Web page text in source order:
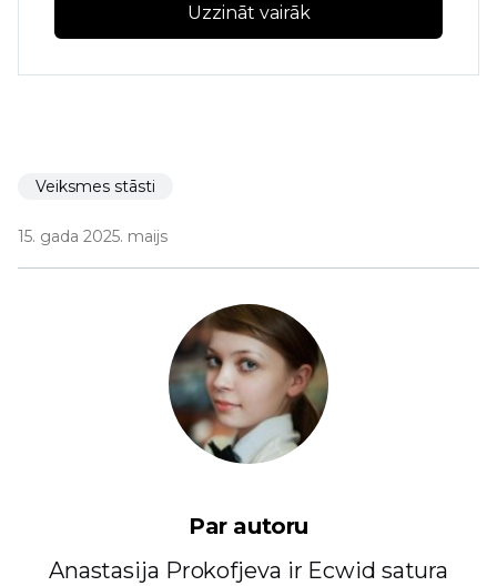
Uzzināt vairāk
Veiksmes stāsti
15. gada 2025. maijs
Par autoru
Anastasija Prokofjeva ir Ecwid satura